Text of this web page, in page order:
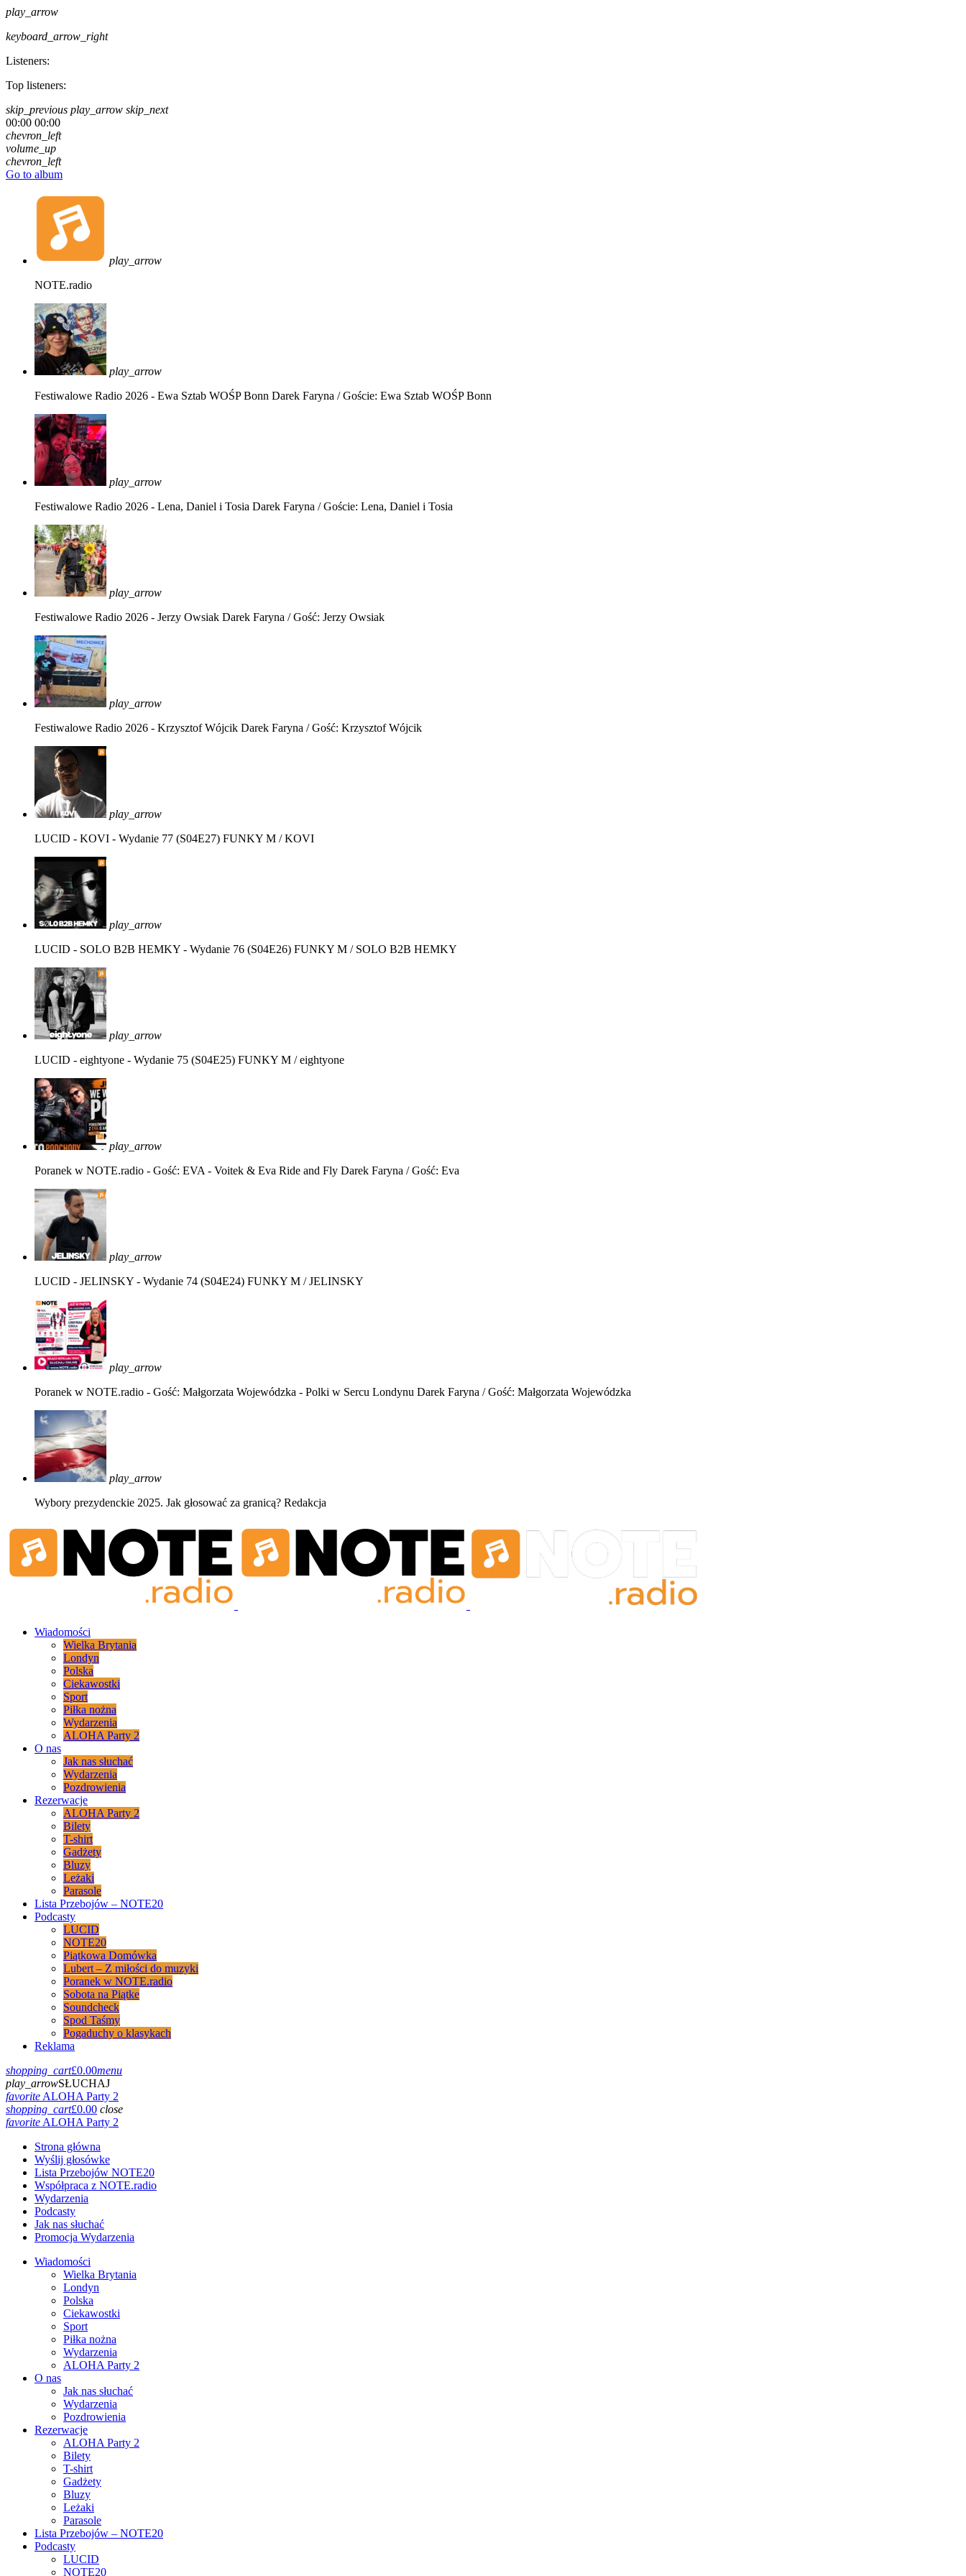
play_arrow
keyboard_arrow_right
Listeners:
Top listeners:
skip_previous play_arrow skip_next
00:00 00:00
chevron_left
volume_up
chevron_left
Go to album
play_arrow
NOTE.radio
play_arrow
Festiwalowe Radio 2026 - Ewa Sztab WOŚP Bonn Darek Faryna / Goście: Ewa Sztab WOŚP Bonn
play_arrow
Festiwalowe Radio 2026 - Lena, Daniel i Tosia Darek Faryna / Goście: Lena, Daniel i Tosia
play_arrow
Festiwalowe Radio 2026 - Jerzy Owsiak Darek Faryna / Gość: Jerzy Owsiak
play_arrow
Festiwalowe Radio 2026 - Krzysztof Wójcik Darek Faryna / Gość: Krzysztof Wójcik
play_arrow
LUCID - KOVI - Wydanie 77 (S04E27) FUNKY M / KOVI
play_arrow
LUCID - SOLO B2B HEMKY - Wydanie 76 (S04E26) FUNKY M / SOLO B2B HEMKY
play_arrow
LUCID - eightyone - Wydanie 75 (S04E25) FUNKY M / eightyone
play_arrow
Poranek w NOTE.radio - Gość: EVA - Voitek & Eva Ride and Fly Darek Faryna / Gość: Eva
play_arrow
LUCID - JELINSKY - Wydanie 74 (S04E24) FUNKY M / JELINSKY
play_arrow
Poranek w NOTE.radio - Gość: Małgorzata Wojewódzka - Polki w Sercu Londynu Darek Faryna / Gość: Małgorzata Wojewódzka
play_arrow
Wybory prezydenckie 2025. Jak głosować za granicą? Redakcja
Wiadomości
Wielka Brytania
Londyn
Polska
Ciekawostki
Sport
Piłka nożna
Wydarzenia
ALOHA Party 2
O nas
Jak nas słuchać
Wydarzenia
Pozdrowienia
Rezerwacje
ALOHA Party 2
Bilety
T-shirt
Gadżety
Bluzy
Leżaki
Parasole
Lista Przebojów – NOTE20
Podcasty
LUCID
NOTE20
Piątkowa Domówka
Lubert – Z miłości do muzyki
Poranek w NOTE.radio
Sobota na Piątke
Soundcheck
Spod Taśmy
Pogaduchy o klasykach
Reklama
shopping_cart£0.00menu
play_arrowSŁUCHAJ
favoriteALOHA Party 2
shopping_cart£0.00 close
favoriteALOHA Party 2
Strona główna
Wyślij głosówke
Lista Przebojów NOTE20
Współpraca z NOTE.radio
Wydarzenia
Podcasty
Jak nas słuchać
Promocja Wydarzenia
Wiadomości
Wielka Brytania
Londyn
Polska
Ciekawostki
Sport
Piłka nożna
Wydarzenia
ALOHA Party 2
O nas
Jak nas słuchać
Wydarzenia
Pozdrowienia
Rezerwacje
ALOHA Party 2
Bilety
T-shirt
Gadżety
Bluzy
Leżaki
Parasole
Lista Przebojów – NOTE20
Podcasty
LUCID
NOTE20